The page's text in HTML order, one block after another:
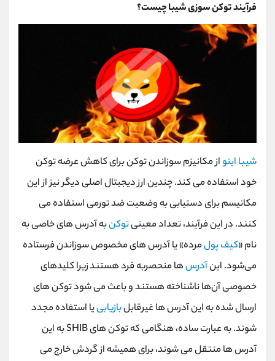
فرآیند توکن سوزی شیبا چیست؟
شیبا اینواز مکانیزم سوزاندن توکن برای کاهش عرضه توکن
خود استفاده می کند. چندین ارز دیجیتال اصلی دیگر نیز از این
مکانیسم برای دستیابی به وضعیت ضد تورمی استفاده می
کنند. در این فرآیند، تعداد معینیتوکنبه آدرس ‌های خاصی به
نام «کیف پولمرده» یا آدرس‌ های مخصوص سوزاندن فرستاده
می‌شود. اینآدرس‌ها منحصربه‌ فرد هستند زیرا کلیدهای
خصوصی آن‌ها ناشناخته هستند و باعث می ‌شود توکن‌ های
ارسال شده به این آدرس‌ ها غیرقابلبازیابییا استفاده مجدد
شوند. به عبارت ساده، هنگامی که توکن های SHIB به این
آدرس ها منتقل می شوند، برای همیشه از گردش خارج می